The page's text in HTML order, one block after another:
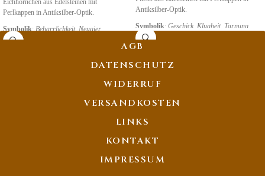
Eichhörnchen aus Edelsteinen mit
Perlkappen in Antiksilber-Optik.
Symbolik:Beharrlichkeit, Neugier
Antiksilber-Optik.
Symbolik: Geschick, Klugheit, Tarnung
AGB
DATENSCHUTZ
WIDERRUF
VERSANDKOSTEN
LINKS
KONTAKT
IMPRESSUM